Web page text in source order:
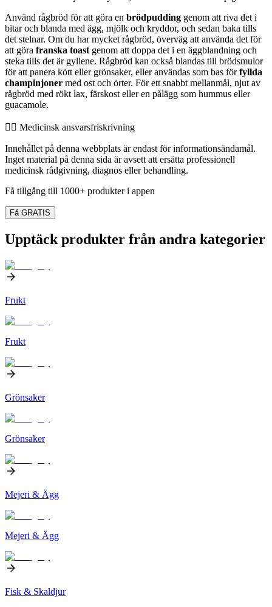
Använd rågbröd för att göra en brödpudding genom att riva det i
bitar och blanda med ägg, mjölk och kryddor, och sedan baka tills
det stelnar. Om du har mycket rågbröd, överväg att använda det för
att göra franska toast genom att doppa det i en äggblandning och
steka tills det är gyllene. Rågbröd kan också blandas till brödsmulor
för att panera kött eller grönsaker, eller användas som bas förfyllda
champinjoner med ost och örter. För ett snabbt mellanmål, njut av
rågbröd med rökt lax, färskost eller en pålägg som hummus eller
guacamole.
👨‍⚕️️ Medicinsk ansvarsfriskrivning
Innehållet på denna webbplats är endast för informationsändamål.
Inget material på denna sida är avsett att ersätta professionell
medicinsk rådgivning, diagnos eller behandling.
Få tillgång till 1000+ produkter i appen
Få GRATIS
Upptäck produkter från andra kategorier
Frukt
Frukt
Grönsaker
Grönsaker
Mejeri & Ägg
Mejeri & Ägg
Fisk & Skaldjur